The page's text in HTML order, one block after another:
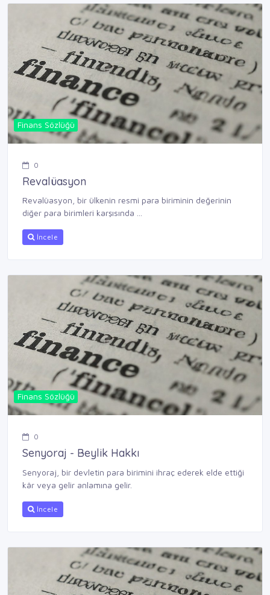
Finans Sözlüğü
0
Revalüasyon
Revalüasyon, bir ülkenin resmi para biriminin değerinin
diğer para birimleri karşısında ...
İncele
Finans Sözlüğü
0
Senyoraj - Beylik Hakkı
Senyoraj, bir devletin para birimini ihraç ederek elde ettiği
kâr veya gelir anlamına gelir.
İncele